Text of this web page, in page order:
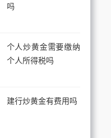
吗
个人炒黄金需要缴纳
个人所得税吗
建行炒黄金有费用吗